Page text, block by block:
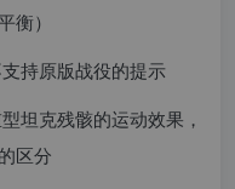
衡）
持原版战役的提示
坦克残骸的运动效果，
区分